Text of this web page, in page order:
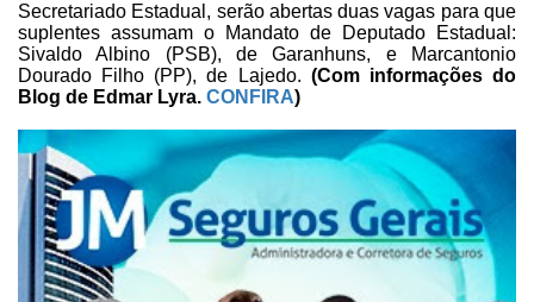
Secretariado Estadual, serão abertas duas vagas para que
suplentes assumam o Mandato de Deputado Estadual:
Sivaldo Albino (PSB), de Garanhuns, e Marcantonio
Dourado Filho (PP), de Lajedo. (Com informações do
Blog de Edmar Lyra. CONFIRA)